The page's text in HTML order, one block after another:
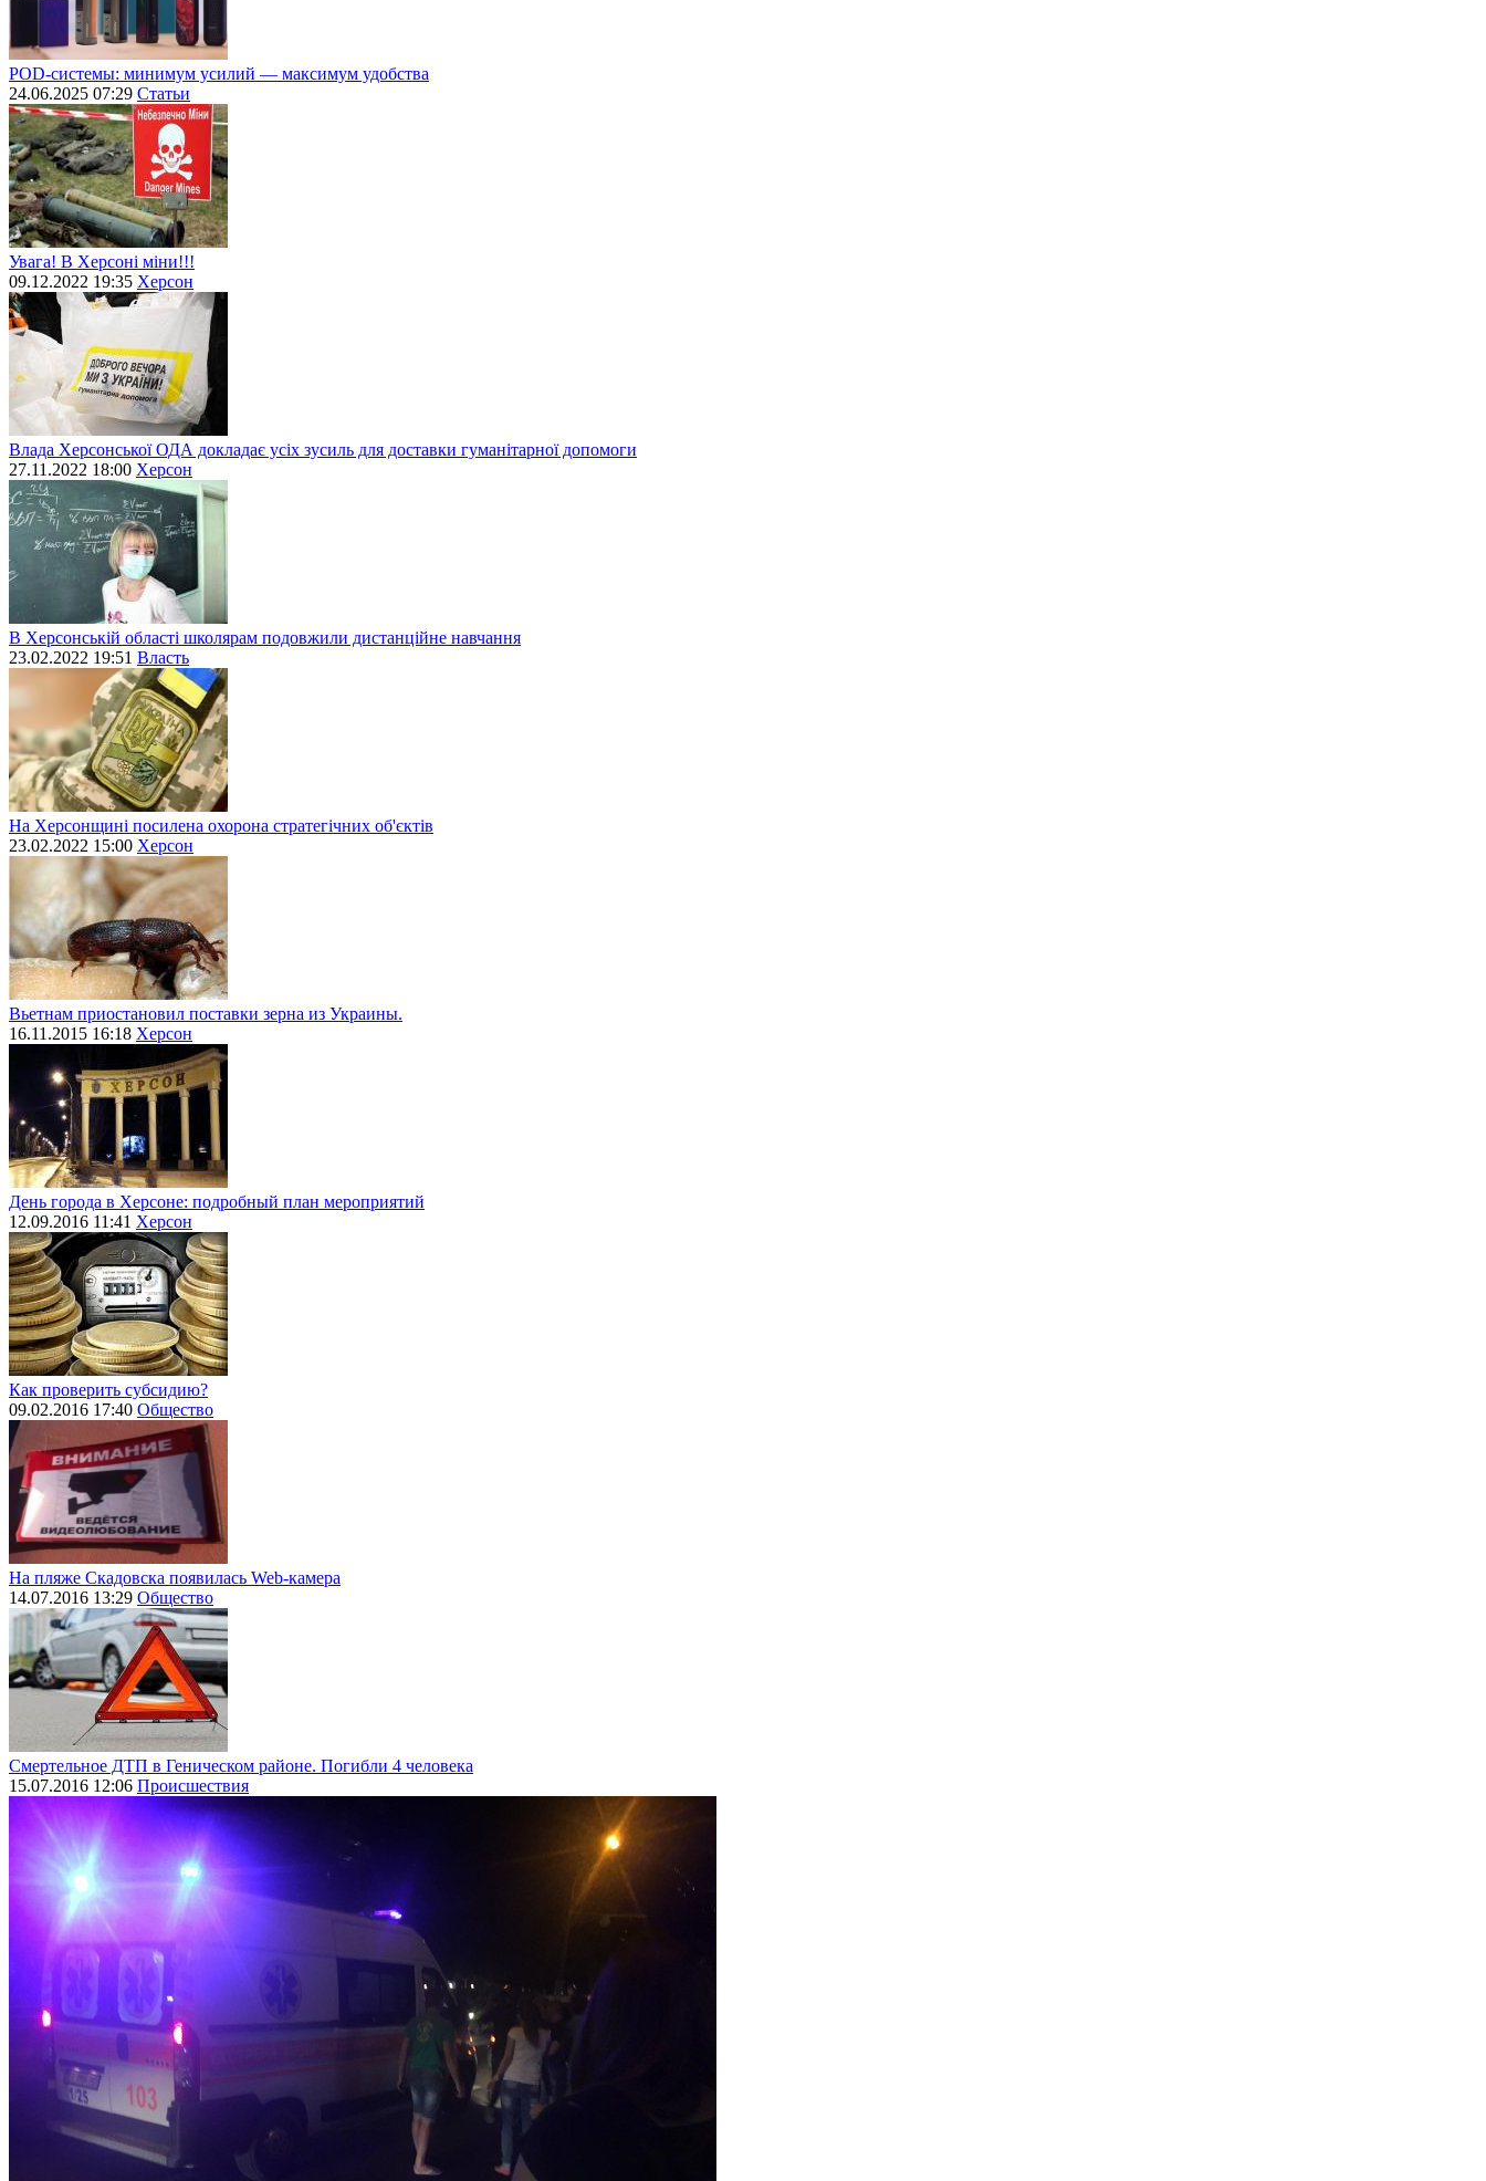
POD-системы: минимум усилий — максимум удобства
24.06.2025 07:29 Статьи
Увага! В Херсоні міни!!!
09.12.2022 19:35 Херсон
Влада Херсонської ОДА докладає усіх зусиль для доставки гуманітарної допомоги
27.11.2022 18:00 Херсон
В Херсонській області школярам подовжили дистанційне навчання
23.02.2022 19:51 Власть
На Херсонщині посилена охорона стратегічних об'єктів
23.02.2022 15:00 Херсон
Вьетнам приостановил поставки зерна из Украины.
16.11.2015 16:18 Херсон
День города в Херсоне: подробный план мероприятий
12.09.2016 11:41 Херсон
Как проверить субсидию?
09.02.2016 17:40 Общество
На пляже Скадовска появилась Web-камера
14.07.2016 13:29 Общество
Смертельное ДТП в Геническом районе. Погибли 4 человека
15.07.2016 12:06 Происшествия